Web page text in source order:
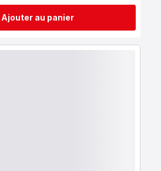
Ajouter au panier